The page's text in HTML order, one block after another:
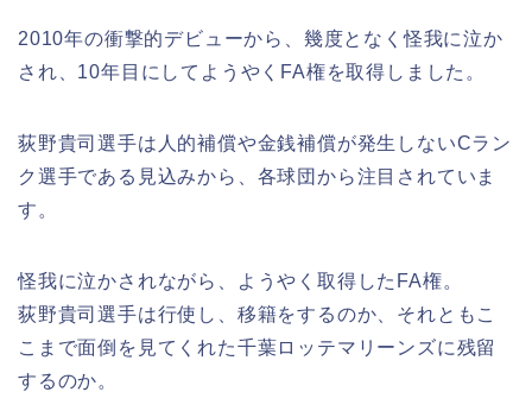
2010年の衝撃的デビューから、幾度となく怪我に泣か
され、10年目にしてようやくFA権を取得しました。
荻野貴司選手は人的補償や金銭補償が発生しないCラン
ク選手である見込みから、各球団から注目されていま
す。
怪我に泣かされながら、ようやく取得したFA権。
荻野貴司選手は行使し、移籍をするのか、それともこ
こまで面倒を見てくれた千葉ロッテマリーンズに残留
するのか。